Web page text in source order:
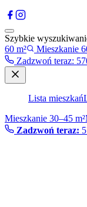
Szybkie
60 m²
Mieszkanie
Zadzwoń teraz:
Lista mieszkań
Mieszkanie 30–45 m²
Zadzwoń teraz: